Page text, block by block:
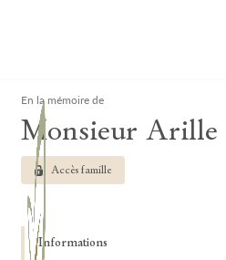
En la mémoire de
Monsieur
Accès famille
Informations